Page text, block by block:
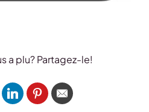
a plu? Partagez-le!